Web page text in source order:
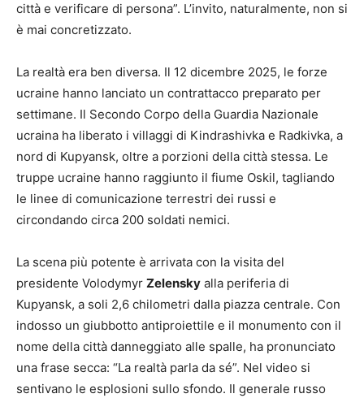
città e verificare di persona”. L’invito, naturalmente, non si
è mai concretizzato.
La realtà era ben diversa. Il 12 dicembre 2025, le forze
ucraine hanno lanciato un contrattacco preparato per
settimane. Il Secondo Corpo della Guardia Nazionale
ucraina ha liberato i villaggi di Kindrashivka e Radkivka, a
nord di Kupyansk, oltre a porzioni della città stessa. Le
truppe ucraine hanno raggiunto il fiume Oskil, tagliando
le linee di comunicazione terrestri dei russi e
circondando circa 200 soldati nemici.
La scena più potente è arrivata con la visita del
presidente Volodymyr Zelensky alla periferia di
Kupyansk, a soli 2,6 chilometri dalla piazza centrale. Con
indosso un giubbotto antiproiettile e il monumento con il
nome della città danneggiato alle spalle, ha pronunciato
una frase secca: “La realtà parla da sé”. Nel video si
sentivano le esplosioni sullo sfondo. Il generale russo